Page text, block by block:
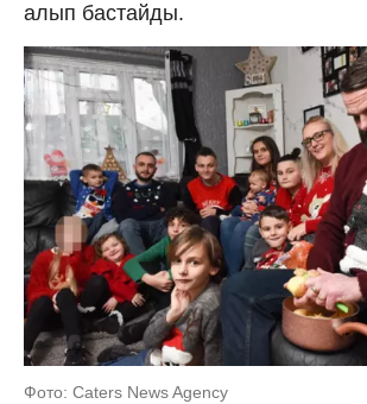
алып бастайды.
Фото: Caters News Agency